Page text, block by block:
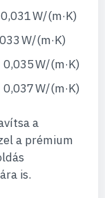
W/(m·K)
W/(m·K)
W/(m·K)
W/(m·K)
a
a prémium
is.